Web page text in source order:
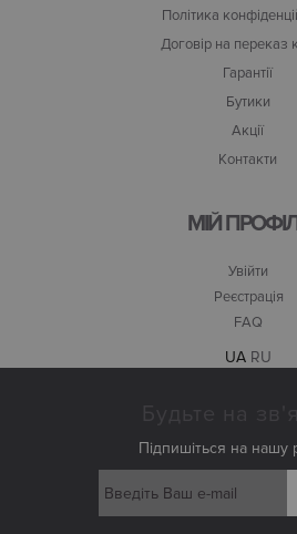
Політика
Договір на переказ
Гарантії
Бутики
Акції
Контакти
МІЙ
Увійти
Реєстрація
FAQ
UA RU
Підпишіться на нашу